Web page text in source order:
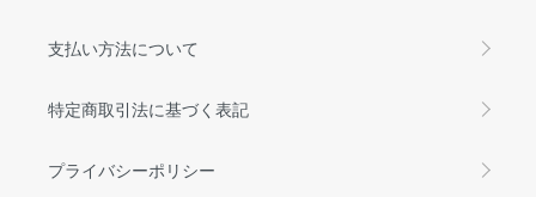
支払い方法について
特定商取引法に基づく表記
プライバシーポリシー